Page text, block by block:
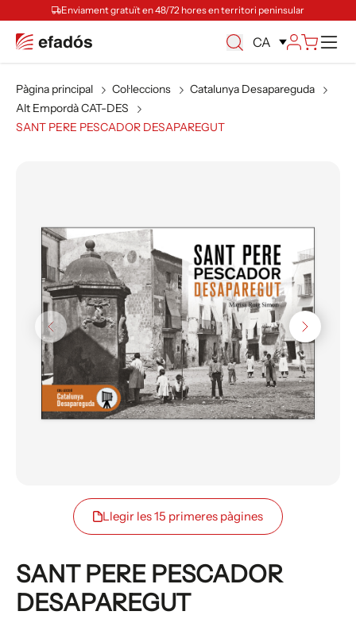
Enviament gratuït en 48/72 hores en territori peninsular
CA
Pàgina principal Col·leccions
Catalunya Desapareguda
Alt Empordà CAT-DES
SANT PERE PESCADOR DESAPAREGUT
Llegir les 15 primeres pàgines
SANT PERE PESCADOR
DESAPAREGUT